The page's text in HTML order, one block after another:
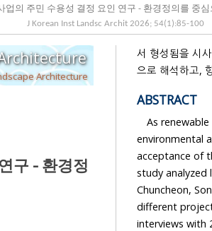
업의 주민 수용성 결정 요인 연구 - 환경정의를 중
J Korean Inst Landsc Archit 2026; 54(1):85-100
Architecture
구 - 환경정
서 형성됨을 시
으로 해석하고,
ABSTRACT
As
environmental
acceptance of
study analyzed
Chuncheon,
different
interviews with